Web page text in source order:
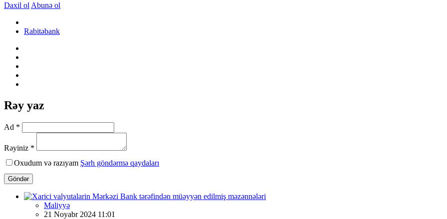
Daxil ol Abunə ol
Rabitəbank
Rəy yaz
Ad *
Rəyiniz *
Oxudum və razıyam Şərh göndərmə qaydaları
Göndər
Maliyyə
21 Noyabr 2024 11:01